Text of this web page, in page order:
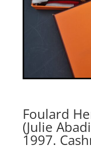
Foulard
(Julie
1997.